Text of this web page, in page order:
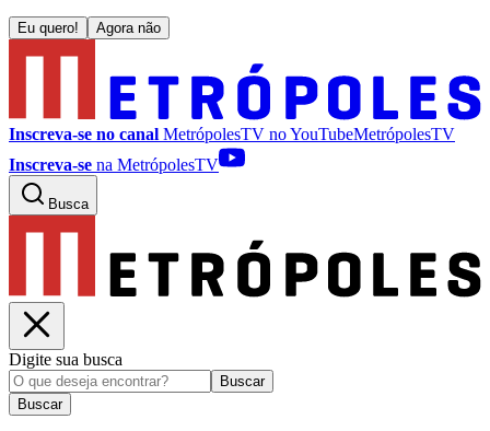
Eu quero! Agora não
Inscreva-se no canal MetrópolesTV noYouTubeMetrópolesTV
Inscreva-se na MetrópolesTV
Busca
Digite sua busca
Buscar
Buscar